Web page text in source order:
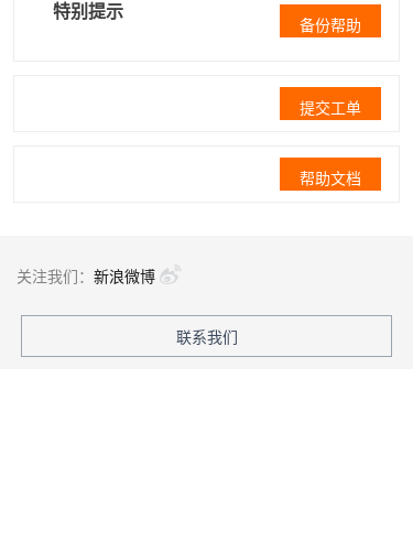
特别提示
备份帮助
提交工单
帮助文档